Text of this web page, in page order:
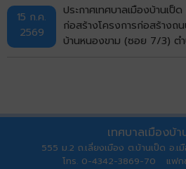
ขอนแก่น ด้วยวิธีประกวดรา
15 ก.ค.
2569
ประกาศเทศบาลเมืองบ้านเป็
ก่อสร้างโครงการก่อสร้างถ
บ้านหนองขาม (ซอย 7/3) ตำ
เทศบาลเมืองบ้า
555 ม.2 ถ.เลี่ยงเมือง ต.บ้านเป็ด อ.
โทร. 0-4342-3869-70 แฟก